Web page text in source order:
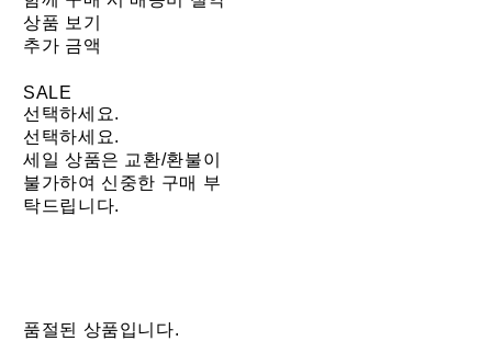
상품 보기
추가 금액
SALE
선택하세요.
선택하세요.
세일 상품은 교환/환불이
불가하여 신중한 구매 부
탁드립니다.
품절된 상품입니다.